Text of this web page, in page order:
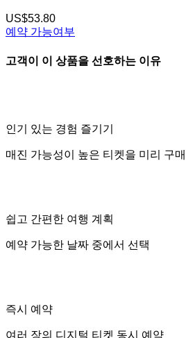
US$53.80
예약 가능여부
고객이 이 상품을 선호하는 이유
인기 있는 경험 즐기기
매진 가능성이 높은 티켓을 미리 구
쉽고 간편한 여행 계획
예약 가능한 날짜 중에서 선택
즉시 예약
여러 장의 디지털 티켓 동시 예약